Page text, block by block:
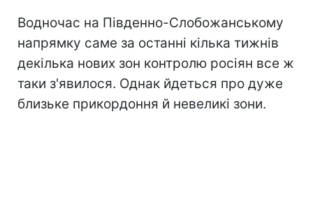
Водночас на Південно-Слобожанському
напрямку саме за останні кілька тижнів
декілька нових зон контролю росіян все ж
таки з'явилося. Однак йдеться про дуже
близьке прикордоння й невеликі зони.